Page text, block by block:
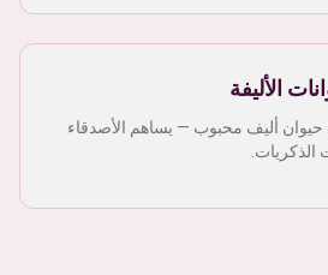
الأليفة
حيوان أليف محبوب — يساهم الأصدقاء
الذكريات.